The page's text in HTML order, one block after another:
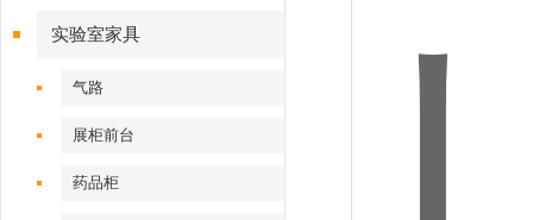
实验室家具
气路
展柜前台
药品柜